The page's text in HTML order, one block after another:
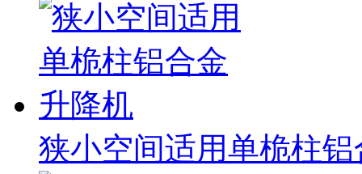
狭小空间适用单桅柱